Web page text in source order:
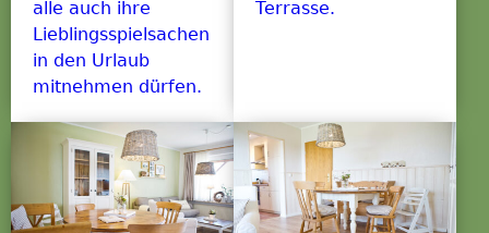
alle auch ihre
Lieblingsspielsachen
in den Urlaub
mitnehmen dürfen.
Terrasse.